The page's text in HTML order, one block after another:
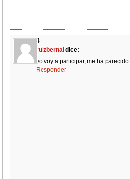
4
ruizbernal dice:
yo voy a participar, me ha
Responder